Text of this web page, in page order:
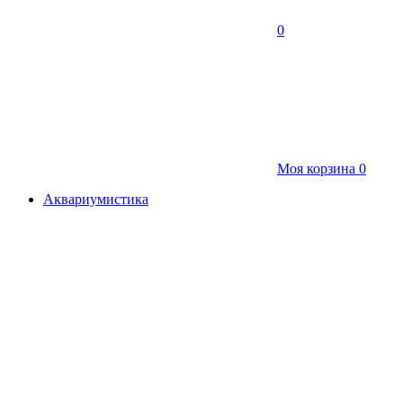
0
Моя корзина 0
Аквариумистика